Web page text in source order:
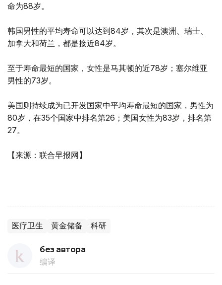
命为88岁。
韩国男性的平均寿命可以达到84岁，其次是澳洲、瑞士、
加拿大和荷兰，都是接近84岁。
至于寿命最短的国家，女性是马其顿的近78岁；塞尔维亚
男性的73岁。
美国则持续成为已开发国家中平均寿命最短的国家，男性为
80岁，在35个国家中排名第26；美国女性为83岁，排名第
27。
【来源：联合早报网】
医疗卫生 黄金储备 科研
без автора
编译